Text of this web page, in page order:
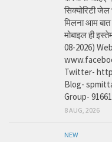
सिक्योरिटी
मिलना आम
मोबाइल ही
08-2026)
Twitter-
Blog-
Group-
8 AUG, 2026
NEW